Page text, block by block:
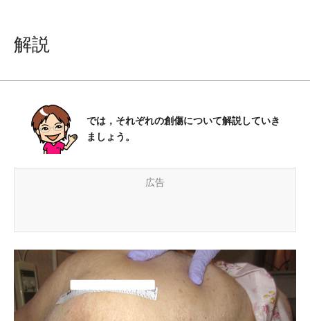
解説
では，それぞれの創傷について解説していき
ましょう。
広告